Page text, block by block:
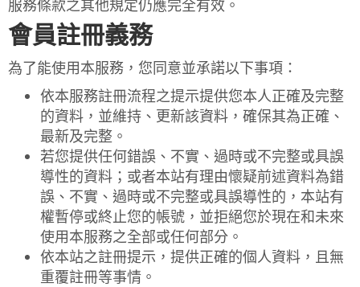
服務條款之其他規定仍應完全有效。
會員註冊義務
為了能使用本服務，您同意並承諾以下事項：
依本服務註冊流程之提示提供您本人正確及完整
的資料，並維持、更新該資料，確保其為正確、
最新及完整。
若您提供任何錯誤、不實、過時或不完整或具誤
導性的資料；或者本站有理由懷疑前述資料為錯
誤、不實、過時或不完整或具誤導性的，本站有
權暫停或終止您的帳號，並拒絕您於現在和未來
使用本服務之全部或任何部分。
依本站之註冊提示，提供正確的個人資料，且無
重覆註冊等事情。